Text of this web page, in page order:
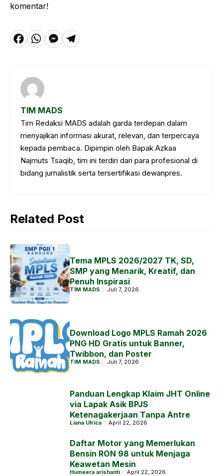
komentar!
F
e
b
o
o
W
t
s
A
p
p
M
e
n
g
e
r
T
a
m
TIM MADS
Tim Redaksi MADS adalah garda terdepan dalam
menyajikan informasi akurat, relevan, dan terpercaya
kepada pembaca. Dipimpin oleh Bapak Azkaa
Najmuts Tsaqib, tim ini terdiri dari para profesional di
bidang jurnalistik serta tersertifikasi dewanpres.
Related Post
Tema MPLS 2026/2027 TK, SD,
SMP yang Menarik, Kreatif, dan
Penuh Inspirasi
TIM MADS Juli 7, 2026
Download Logo MPLS Ramah 2026
PNG HD Gratis untuk Banner,
Twibbon, dan Poster
TIM MADS Juli 7, 2026
Panduan Lengkap Klaim JHT Online
via Lapak Asik BPJS
Ketenagakerjaan Tanpa Antre
Liana Ulrica April 22, 2026
Daftar Motor yang Memerlukan
Bensin RON 98 untuk Menjaga
Keawetan Mesin
Humeera arishanti April 22, 2026